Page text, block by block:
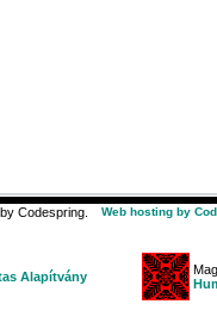
by Codespring. Web hosting by
Alapítvány